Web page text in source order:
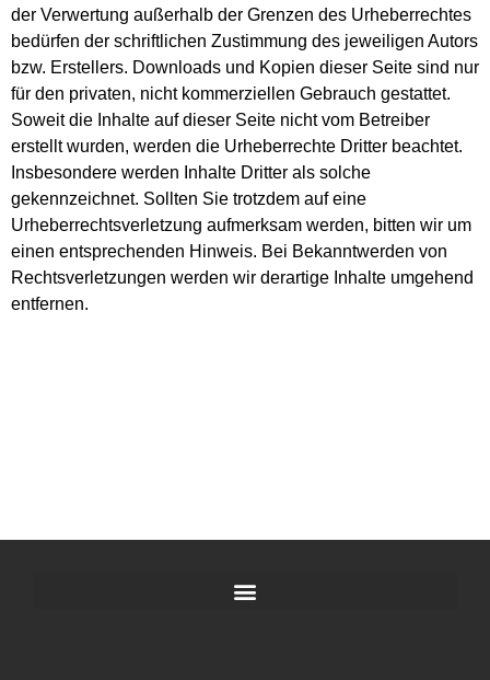
der Verwertung außerhalb der Grenzen des Urheberrechtes
bedürfen der schriftlichen Zustimmung des jeweiligen Autors
bzw. Erstellers. Downloads und Kopien dieser Seite sind nur
für den privaten, nicht kommerziellen Gebrauch gestattet.
Soweit die Inhalte auf dieser Seite nicht vom Betreiber
erstellt wurden, werden die Urheberrechte Dritter beachtet.
Insbesondere werden Inhalte Dritter als solche
gekennzeichnet. Sollten Sie trotzdem auf eine
Urheberrechtsverletzung aufmerksam werden, bitten wir um
einen entsprechenden Hinweis. Bei Bekanntwerden von
Rechtsverletzungen werden wir derartige Inhalte umgehend
entfernen.